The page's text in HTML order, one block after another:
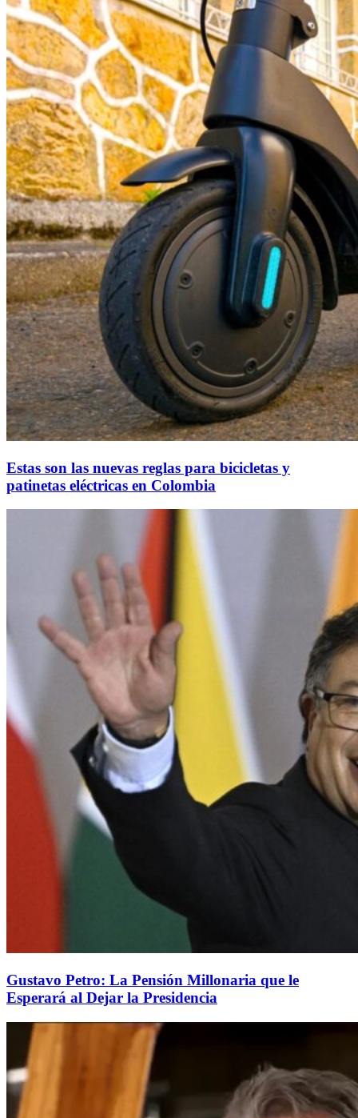
Estas son las nuevas reglas para bicicletas y
patinetas eléctricas en Colombia
Gustavo Petro: La Pensión Millonaria que le
Esperará al Dejar la Presidencia